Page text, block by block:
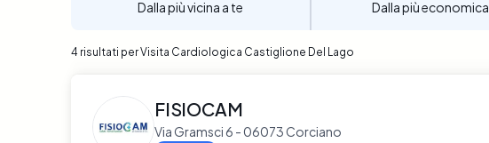
Dalla più vicina a te Dalla più economica
4 risultati per Visita Cardiologica Castiglione Del Lago
FISIOCAM
Via Gramsci 6 - 06073 Corciano